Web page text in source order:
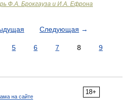
Ф.А. Брокгауза и И.А. Ефрона
Следующая →
5 6 7 8
9
18+
на сайте